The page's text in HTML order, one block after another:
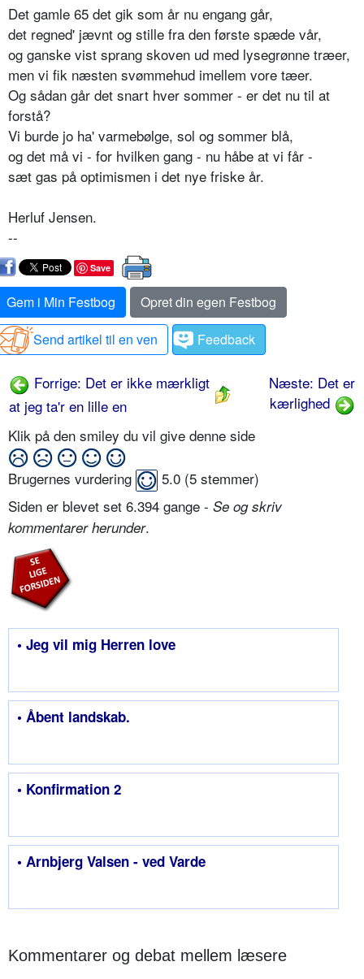
Det gamle 65 det gik som år nu engang går,
det regned' jævnt og stille fra den første spæde vår,
og ganske vist sprang skoven ud med lysegrønne træer,
men vi fik næsten svømmehud imellem vore tæer.
Og sådan går det snart hver sommer - er det nu til at
forstå?
Vi burde jo ha' varmebølge, sol og sommer blå,
og det må vi - for hvilken gang - nu håbe at vi får -
sæt gas på optimismen i det nye friske år.
Herluf Jensen.
--
Save
Gem i Min Festbog
Opret din egen Festbog
Send artikel til en ven
Feedback
Forrige: Det er ikke mærkligt
at jeg ta'r en lille en
Næste: Det er
kærlighed
Klik på den smiley du vil give denne side
Brugernes vurdering 5.0 (5 stemmer)
Siden er blevet set 6.394 gange - Se og skriv
kommentarer herunder.
• Jeg vil mig Herren love
• Åbent landskab.
• Konfirmation 2
• Arnbjerg Valsen - ved Varde
Kommentarer og debat mellem læsere